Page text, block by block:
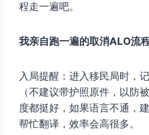
程走一遍吧。
我亲自跑一遍的取消ALO流
入局提醒：进入移民局时，
（不建议带护照原件，以防
度都挺好，如果语言不通，
帮忙翻译，效率会高很多。